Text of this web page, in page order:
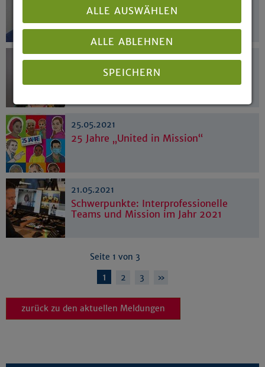
Albrecht Philipps übernimmt das
25.05.2021
Einsatz für Frauen- und
Menschenrechte
25.05.2021
25 Jahre „United in Mission“
21.05.2021
Schwerpunkte: Interprofessionelle
Teams und Mission im Jahr 2021
Seite 1 von 3
1 2 3 »
zurück zu den aktuellen Meldungen
ALLE AUSWÄHLEN
ALLE ABLEHNEN
SPEICHERN
Impressum|Datenschutz